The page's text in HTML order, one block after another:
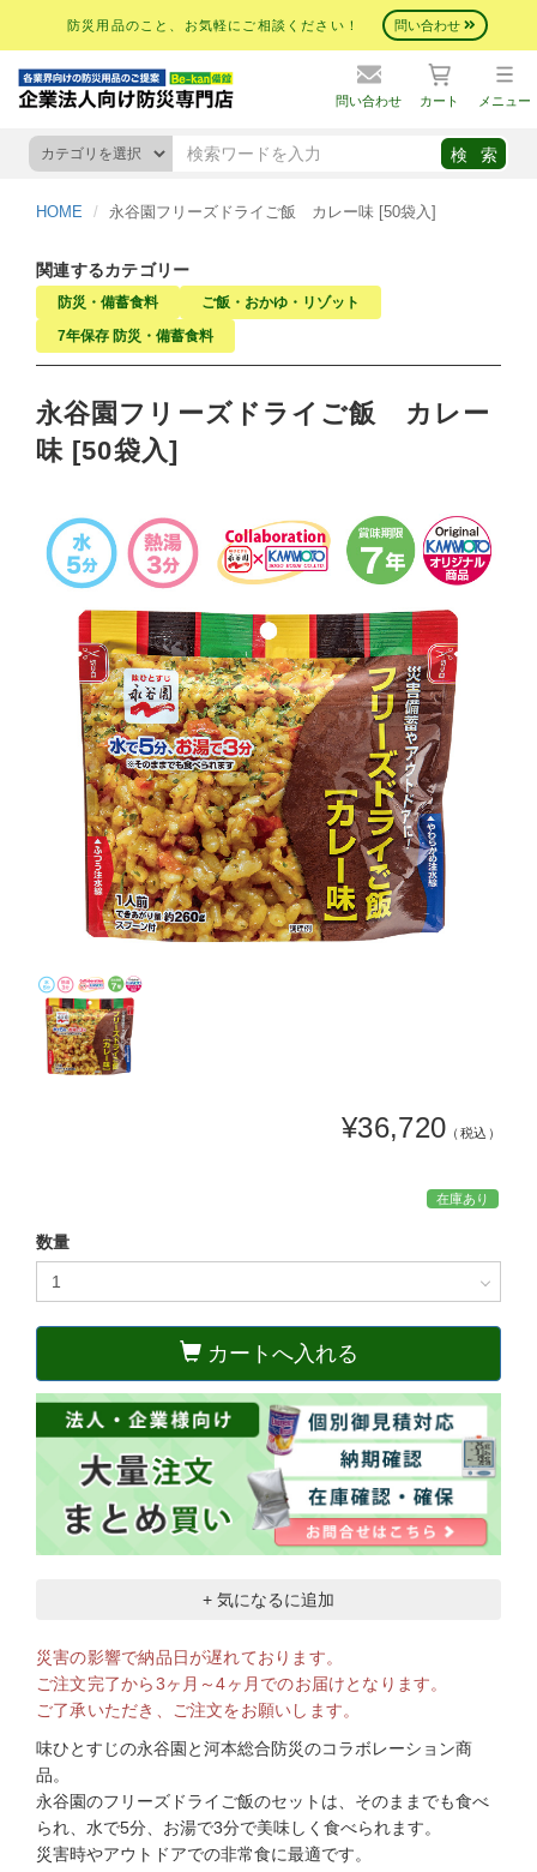
防災用品のこと、お気軽にご相談ください！ 問い合わせ
問い合わせ カート メニュー
HOME 永谷園フリーズドライご飯 カレー味 [50袋入]
関連するカテゴリー
防災・備蓄食料
ご飯・おかゆ・リゾット
7年保存 防災・備蓄食料
永谷園フリーズドライご飯 カレー
味 [50袋入]
¥36,720 （税込）
在庫あり
数量
カートへ入れる
+ 気になるに追加
災害の影響で納品日が遅れております。
ご注文完了から3ヶ月～4ヶ月でのお届けとなります。
ご了承いただき、ご注文をお願いします。
味ひとすじの永谷園と河本総合防災のコラボレーション商
品。
永谷園のフリーズドライご飯のセットは、そのままでも食べ
られ、水で5分、お湯で3分で美味しく食べられます。
災害時やアウトドアでの非常食に最適です。